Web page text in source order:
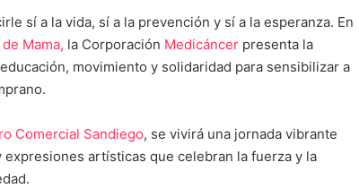
sí a la vida, sí a la prevención y sí a la esperanza. En
Mama, la Corporación Medicáncer presenta la
movimiento y solidaridad para sensibilizar a
Comercial Sandiego, se vivirá una jornada vibrante
artísticas que celebran la fuerza y la